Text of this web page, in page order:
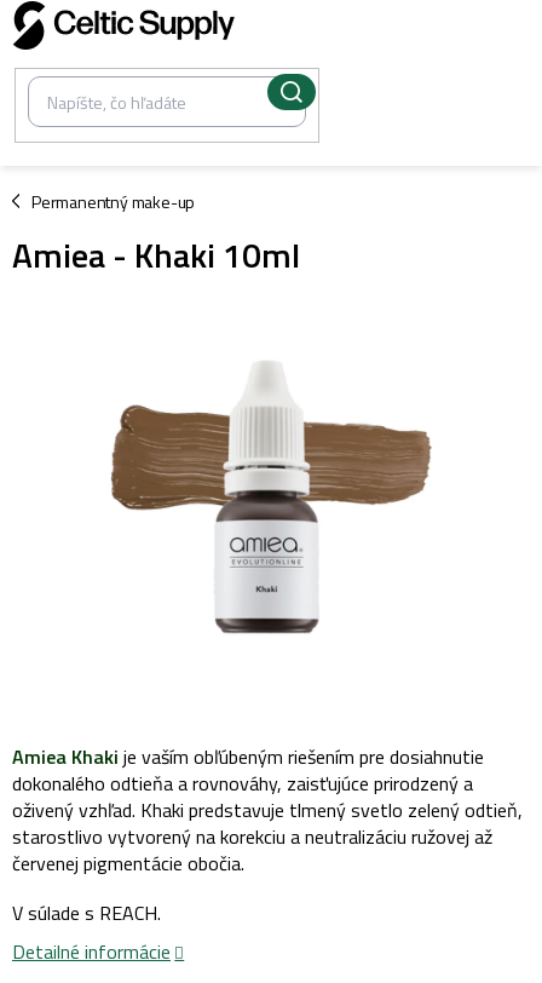
Prejsť
na
obsah
Permanentný make-up
/
Amiea - Khaki 10ml
Amiea Khaki je vaším obľúbeným riešením pre dosiahnutie
dokonalého odtieňa a rovnováhy, zaisťujúce prirodzený a
oživený vzhľad. Khaki predstavuje tlmený svetlo zelený odtieň,
starostlivo vytvorený na korekciu a neutralizáciu ružovej až
červenej pigmentácie obočia.
V súlade s REACH.
Detailné informácie